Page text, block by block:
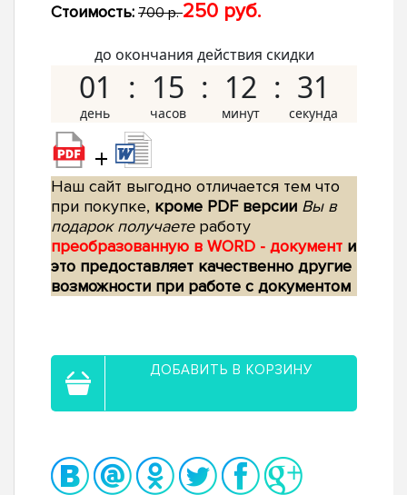
Стоимость: 700 р.250 руб.
до окончания действия скидки
01 15 12 30
+
Наш сайт выгодно отличается тем что
при покупке, кроме PDF версии Вы в
подарок получаетеработу
преобразованную в WORD - документ и
это предоставляет качественно другие
возможности при работе с документом
ДОБАВИТЬ В КОРЗИНУ